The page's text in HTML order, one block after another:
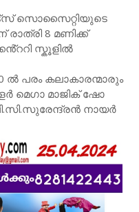
സൊസൈറ്റിയുടെ
രാത്രി 8 മണിക്ക്
സ്കൂളിൽ
ൽ പരം കലാകാരന്മാരും
മെഗാ മാജിക് ഷോ
നായർ